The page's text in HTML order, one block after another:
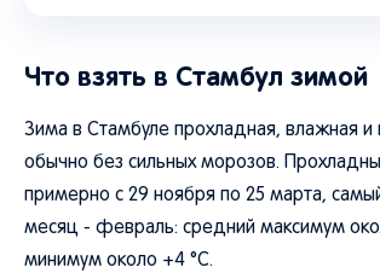
Что взять в Стамбул зимой
Зима в Стамбуле прохладная, влажная и
обычно без сильных морозов.
примерно с 29 ноября по 25 марта,
месяц - февраль: средний максимум
минимум около +4 °C.